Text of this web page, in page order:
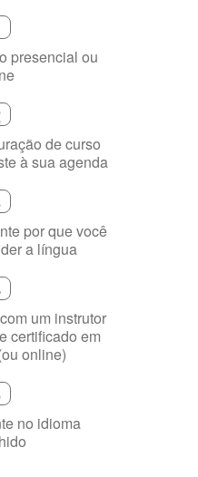
presencial ou
de curso
à sua agenda
por que você
a língua
um instrutor
certificado em
online)